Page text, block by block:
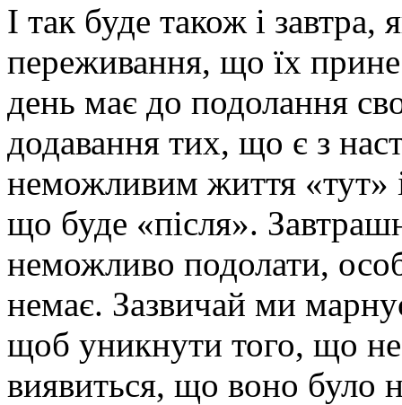
І так буде також і
переживання, що їх
день має до подолання
додавання тих, що є з
неможливим життя «тут»
що буде «після».
неможливо подолати,
немає. Зазвичай ми
щоб уникнути того, що не
виявиться, що воно було